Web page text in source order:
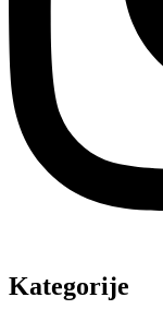
Kategorije